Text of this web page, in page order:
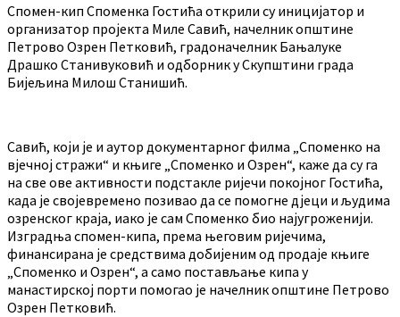
Спомен-кип Споменка Гостића открили су иницијатор и
организатор пројекта Миле Савић, начелник општине
Петрово Озрен Петковић, градоначелник Бањалуке
Драшко Станивуковић и одборник у Скупштини града
Бијељина Милош Станишић.
Савић, који је и аутор документарног филма „Споменко на
вјечној стражи“ и књиге „Споменко и Озрен“, каже да су га
на све ове активности подстакле ријечи покојног Гостића,
када је својевремено позивао да се помогне дјеци и људима
озренског краја, иако је сам Споменко био најугроженији.
Изградња спомен-кипа, према његовим ријечима,
финансирана је средствима добијеним од продаје књиге
„Споменко и Озрен“, а само постављање кипа у
манастирској порти помогао је начелник општине Петрово
Озрен Петковић.